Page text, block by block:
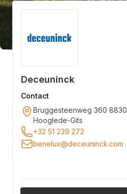
Deceuninck
Contact
Bruggesteenweg 360 8830
Hooglede-Gits
+32 51 239 272
benelux@deceuninck.com